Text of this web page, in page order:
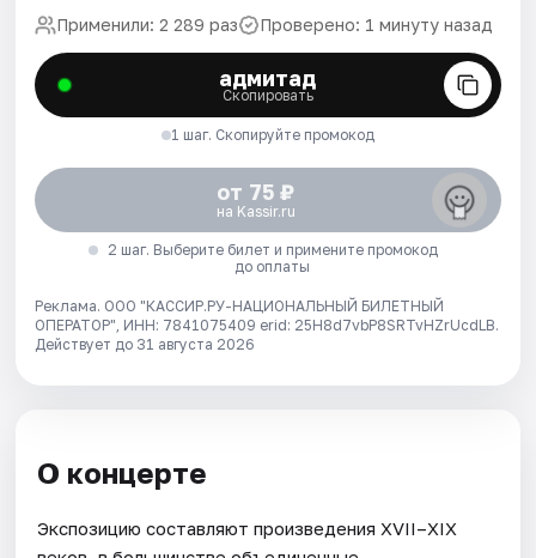
Применили: 2 289 раз Проверено: 1 минуту назад
адмитад
Скопировать
1 шаг. Скопируйте промокод
от 75 ₽
на Kassir.ru
2 шаг. Выберите билет и примените промокод
до оплаты
Реклама. ООО "КАССИР.РУ-НАЦИОНАЛЬНЫЙ БИЛЕТНЫЙ
ОПЕРАТОР", ИНН: 7841075409 erid: 25H8d7vbP8SRTvHZrUcdLB.
Действует до 31 августа 2026
О концерте
Экспозицию составляют произведения XVII–XIX